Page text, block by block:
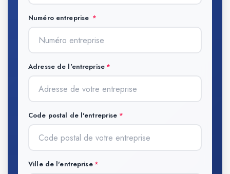
Numéro entreprise
Adresse de l'entreprise
Code postal de l'entreprise
Ville de l'entreprise